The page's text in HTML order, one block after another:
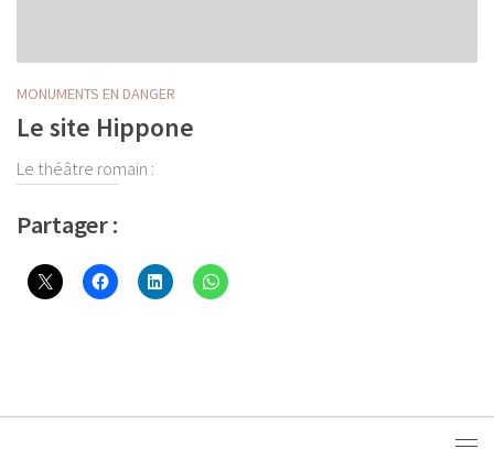
MONUMENTS EN DANGER
Le site Hippone
Le théâtre romain :
Partager :